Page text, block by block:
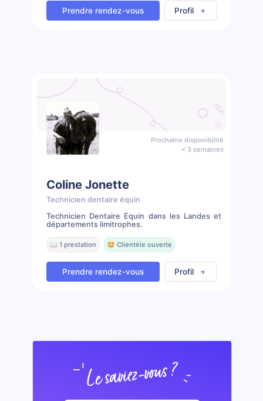
Prendre rendez-vous Profil
Prochaine disponibilité
< 3 semaines
Coline Jonette
Technicien dentaire équin
Technicien Dentaire Équin dans les Landes et
départements limitrophes.
📖 1 prestation 🤩 Clientèle ouverte
Prendre rendez-vous Profil